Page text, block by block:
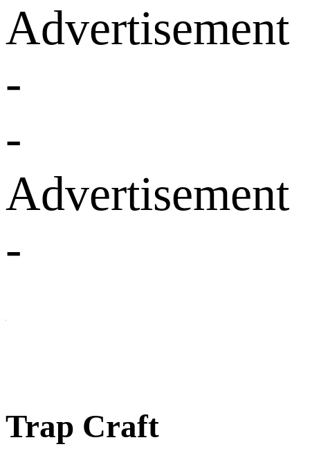
Advertisement
-
-
Advertisement
-
Trap Craft